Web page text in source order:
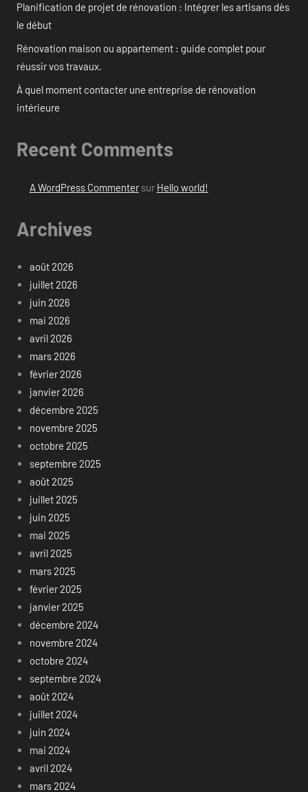
Planification de projet de rénovation : Intégrer les artisans dès
le début
Rénovation maison ou appartement : guide complet pour
réussir vos travaux.
À quel moment contacter une entreprise de rénovation
intérieure
Recent Comments
A WordPress Commentersur Hello world!
Archives
août 2026
juillet 2026
juin 2026
mai 2026
avril 2026
mars 2026
février 2026
janvier 2026
décembre 2025
novembre 2025
octobre 2025
septembre 2025
août 2025
juillet 2025
juin 2025
mai 2025
avril 2025
mars 2025
février 2025
janvier 2025
décembre 2024
novembre 2024
octobre 2024
septembre 2024
août 2024
juillet 2024
juin 2024
mai 2024
avril 2024
mars 2024